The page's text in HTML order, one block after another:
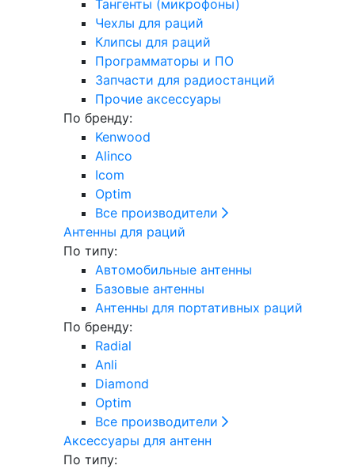
Тангенты (микрофоны)
Чехлы для раций
Клипсы для раций
Программаторы и ПО
Запчасти для радиостанций
Прочие аксессуары
По бренду:
Kenwood
Alinco
Icom
Optim
Все производители
Антенны для раций
По типу:
Автомобильные антенны
Базовые антенны
Антенны для портативных раций
По бренду:
Radial
Anli
Diamond
Optim
Все производители
Аксессуары для антенн
По типу: